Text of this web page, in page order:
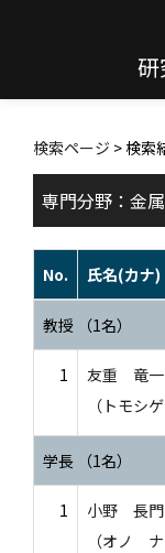
研
検索ページ > 検索
専門分野：金
No. 氏名(カナ)
教授 （1名）
1
友重 竜一
（トモシ
学長 （1名）
1
小野 長門
（オノ ナ